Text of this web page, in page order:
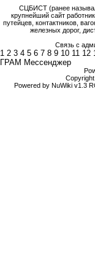
СЦБИСТ (ранее
крупнейший сайт
путейцев, контактников,
железных дорог,
Связь с
1 2 3 4 5 6 7 8 9 10 11 12
ГРАМ Мессенджер
Powered by NuWiki v1.3